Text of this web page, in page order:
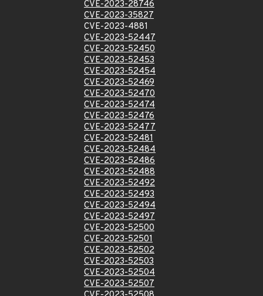
CVE-2023-28746
CVE-2023-35827
CVE-2023-4881
CVE-2023-52447
CVE-2023-52450
CVE-2023-52453
CVE-2023-52454
CVE-2023-52469
CVE-2023-52470
CVE-2023-52474
CVE-2023-52476
CVE-2023-52477
CVE-2023-52481
CVE-2023-52484
CVE-2023-52486
CVE-2023-52488
CVE-2023-52492
CVE-2023-52493
CVE-2023-52494
CVE-2023-52497
CVE-2023-52500
CVE-2023-52501
CVE-2023-52502
CVE-2023-52503
CVE-2023-52504
CVE-2023-52507